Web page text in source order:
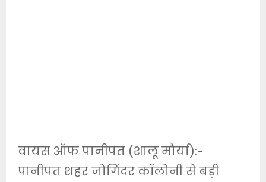
वायस ऑफ पानीपत (शालू मौर्या):-
पानीपत शहर जोगिंदर कॉलोनी से बड़ी